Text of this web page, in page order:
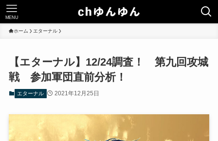
MENU
ホーム エターナル
【エターナル】12/24調査！ 第九回攻城
戦 参加軍団直前分析！
エターナル 2021年12月25日